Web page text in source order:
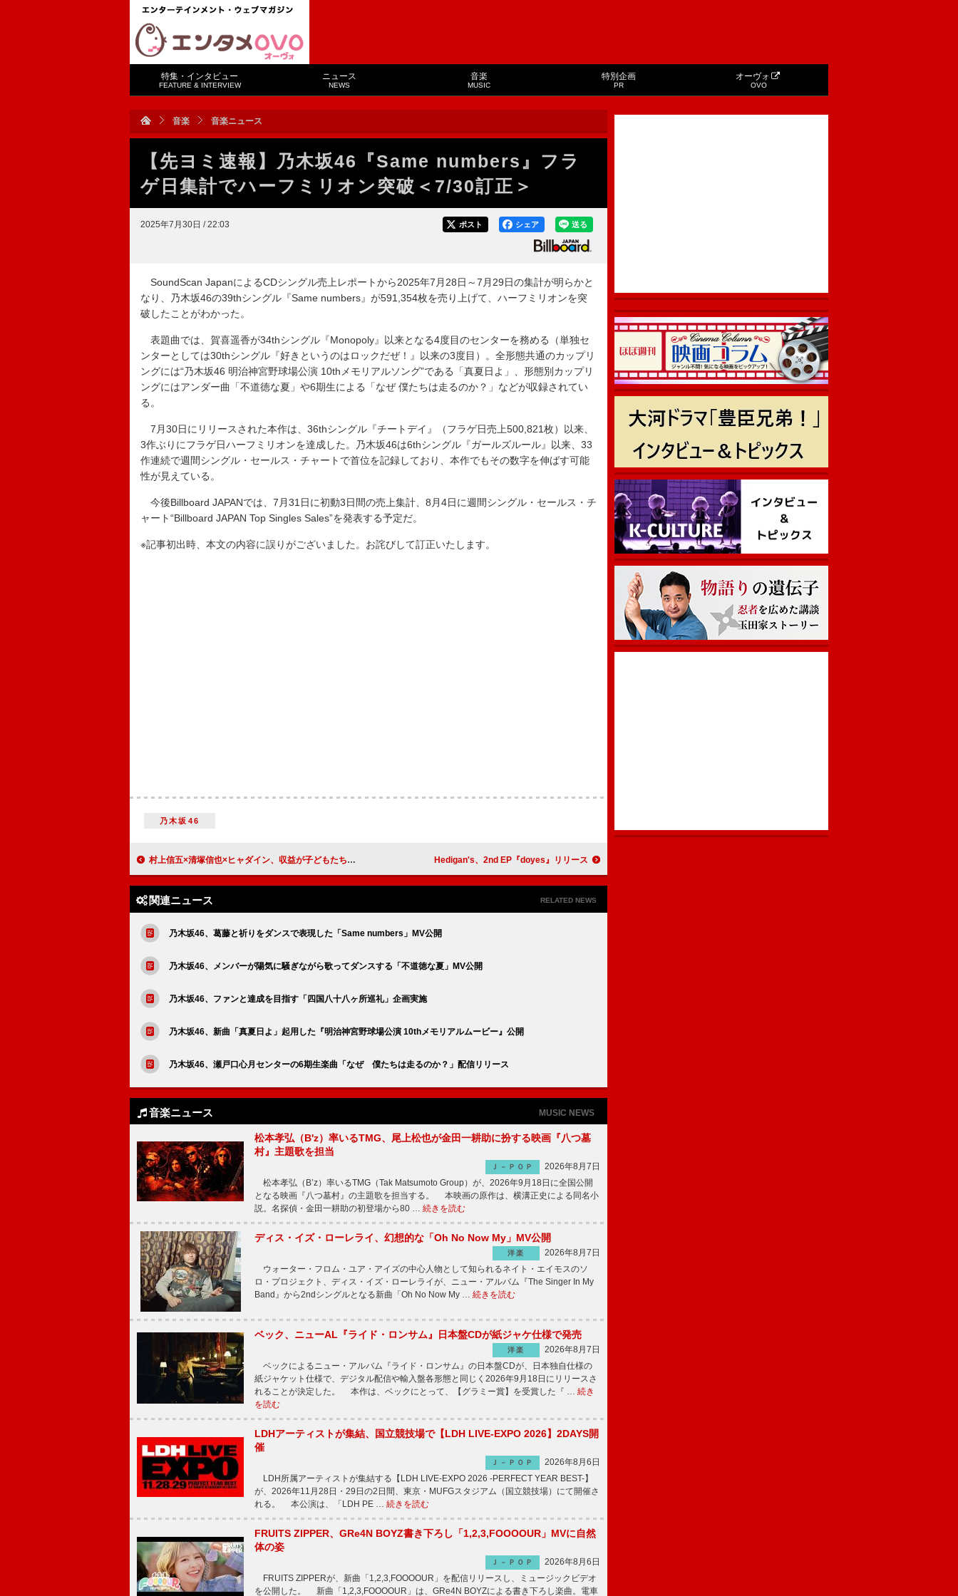
特集・インタビュー
FEATURE & INTERVIEW
ニュース
NEWS
音楽
MUSIC
特別企画
PR
オーヴォ
OVO
音楽 音楽ニュース
【先ヨミ速報】乃木坂46『Same numbers』フラ
ゲ日集計でハーフミリオン突破＜7/30訂正＞
2025年7月30日 / 22:03 送る
シェア
ポスト
SoundScan JapanによるCDシングル売上レポートから2025年7月28日～7月29日の集計が明らかと
なり、乃木坂46の39thシングル『Same numbers』が591,354枚を売り上げて、ハーフミリオンを突
破したことがわかった。
表題曲では、賀喜遥香が34thシングル『Monopoly』以来となる4度目のセンターを務める（単独セ
ンターとしては30thシングル『好きというのはロックだぜ！』以来の3度目）。全形態共通のカップリ
ングには“乃木坂46 明治神宮野球場公演 10thメモリアルソング”である「真夏日よ」、形態別カップリ
ングにはアンダー曲「不道徳な夏」や6期生による「なぜ 僕たちは走るのか？」などが収録されてい
る。
7月30日にリリースされた本作は、36thシングル『チートデイ』（フラゲ日売上500,821枚）以来、
3作ぶりにフラゲ日ハーフミリオンを達成した。乃木坂46は6thシングル『ガールズルール』以来、33
作連続で週間シングル・セールス・チャートで首位を記録しており、本作でもその数字を伸ばす可能
性が見えている。
今後Billboard JAPANでは、7月31日に初動3日間の売上集計、8月4日に週間シングル・セールス・チ
ャート“Billboard JAPAN Top Singles Sales”を発表する予定だ。
※記事初出時、本文の内容に誤りがございました。お詫びして訂正いたします。
乃木坂46
村上信五×清塚信也×ヒャダイン、収益が子どもたちへのプレゼントになるチャリティーソング配信 Hedigan's、2nd EP『doyes』リリース
関連ニュース RELATED NEWS
乃木坂46、葛藤と祈りをダンスで表現した「Same numbers」MV公開
乃木坂46、メンバーが陽気に騒ぎながら歌ってダンスする「不道徳な夏」MV公開
乃木坂46、ファンと達成を目指す「四国八十八ヶ所巡礼」企画実施
乃木坂46、新曲「真夏日よ」起用した『明治神宮野球場公演 10thメモリアルムービー』公開
乃木坂46、瀬戸口心月センターの6期生楽曲「なぜ 僕たちは走るのか？」配信リリース
音楽ニュース MUSIC NEWS
松本孝弘（B'z）率いるTMG、尾上松也が金田一耕助に扮する映画『八つ墓
村』主題歌を担当
Ｊ－ＰＯＰ
2026年8月7日
松本孝弘（B’z）率いるTMG（Tak Matsumoto Group）が、2026年9月18日に全国公開
となる映画『八つ墓村』の主題歌を担当する。 本映画の原作は、横溝正史による同名小
説。名探偵・金田一耕助の初登場から80 … 続きを読む
ディス・イズ・ローレライ、幻想的な「Oh No Now My」MV公開
洋楽
2026年8月7日
ウォーター・フロム・ユア・アイズの中心人物として知られるネイト・エイモスのソ
ロ・プロジェクト、ディス・イズ・ローレライが、ニュー・アルバム『The Singer In My
Band』から2ndシングルとなる新曲「Oh No Now My … 続きを読む
ベック、ニューAL『ライド・ロンサム』日本盤CDが紙ジャケ仕様で発売
洋楽
2026年8月7日
ベックによるニュー・アルバム『ライド・ロンサム』の日本盤CDが、日本独自仕様の
紙ジャケット仕様で、デジタル配信や輸入盤各形態と同じく2026年9月18日にリリースさ
れることが決定した。 本作は、ベックにとって、【グラミー賞】を受賞した『 … 続き
を読む
LDHアーティストが集結、国立競技場で【LDH LIVE-EXPO 2026】2DAYS開
催
Ｊ－ＰＯＰ
2026年8月6日
LDH所属アーティストが集結する【LDH LIVE-EXPO 2026 -PERFECT YEAR BEST-】
が、2026年11月28日・29日の2日間、東京・MUFGスタジアム（国立競技場）にて開催さ
れる。 本公演は、「LDH PE … 続きを読む
FRUITS ZIPPER、GRe4N BOYZ書き下ろし「1,2,3,FOOOOUR」MVに自然
体の姿
Ｊ－ＰＯＰ
2026年8月6日
FRUITS ZIPPERが、新曲「1,2,3,FOOOOUR」を配信リリースし、ミュージックビデオ
を公開した。 新曲「1,2,3,FOOOOUR」は、GRe4N BOYZによる書き下ろし楽曲。電車